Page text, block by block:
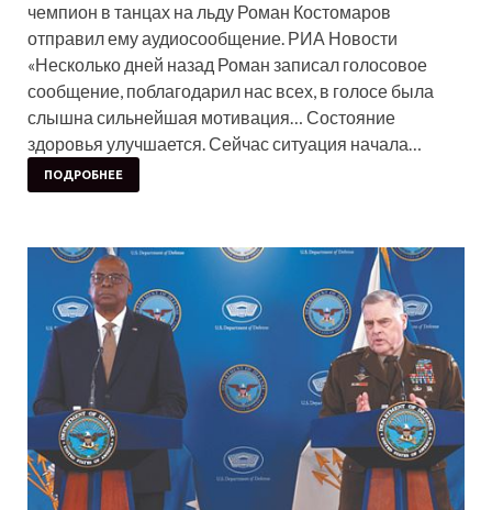
чемпион в танцах на льду Роман Костомаров
отправил ему аудиосообщение. РИА Новости
«Несколько дней назад Роман записал голосовое
сообщение, поблагодарил нас всех, в голосе была
слышна сильнейшая мотивация… Состояние
здоровья улучшается. Сейчас ситуация начала…
ПОДРОБНЕЕ